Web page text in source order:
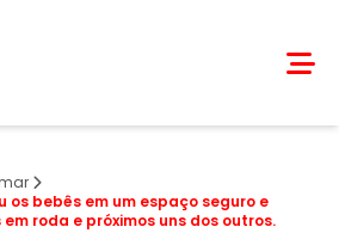
os bebês em um espaço seguro e
roda e próximos uns dos outros.